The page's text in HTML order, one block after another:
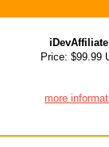
Price: $99.99
more